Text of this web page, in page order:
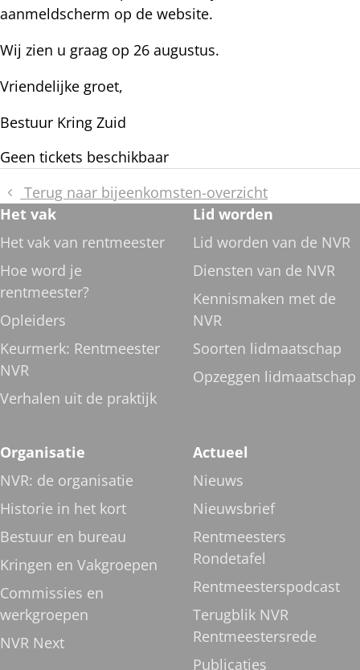
aanmeldscherm op de website.
Wij zien u graag op 26 augustus.
Vriendelijke groet,
Bestuur Kring Zuid
Aanmelden
Geen tickets beschikbaar
Terug naar bijeenkomsten-overzicht
Footer
navigatie
Het vak
Het vak van rentmeester
Hoe word je
rentmeester?
Opleiders
Keurmerk: Rentmeester
NVR
Verhalen uit de praktijk
Lid worden
Lid worden van de NVR
Diensten van de NVR
Kennismaken met de
NVR
Soorten lidmaatschap
Opzeggen lidmaatschap
Organisatie
NVR: de organisatie
Historie in het kort
Bestuur en bureau
Kringen en Vakgroepen
Commissies en
werkgroepen
NVR Next
Actueel
Nieuws
Nieuwsbrief
Rentmeesters
Rondetafel
Rentmeesterspodcast
Terugblik NVR
Rentmeestersrede
Publicaties